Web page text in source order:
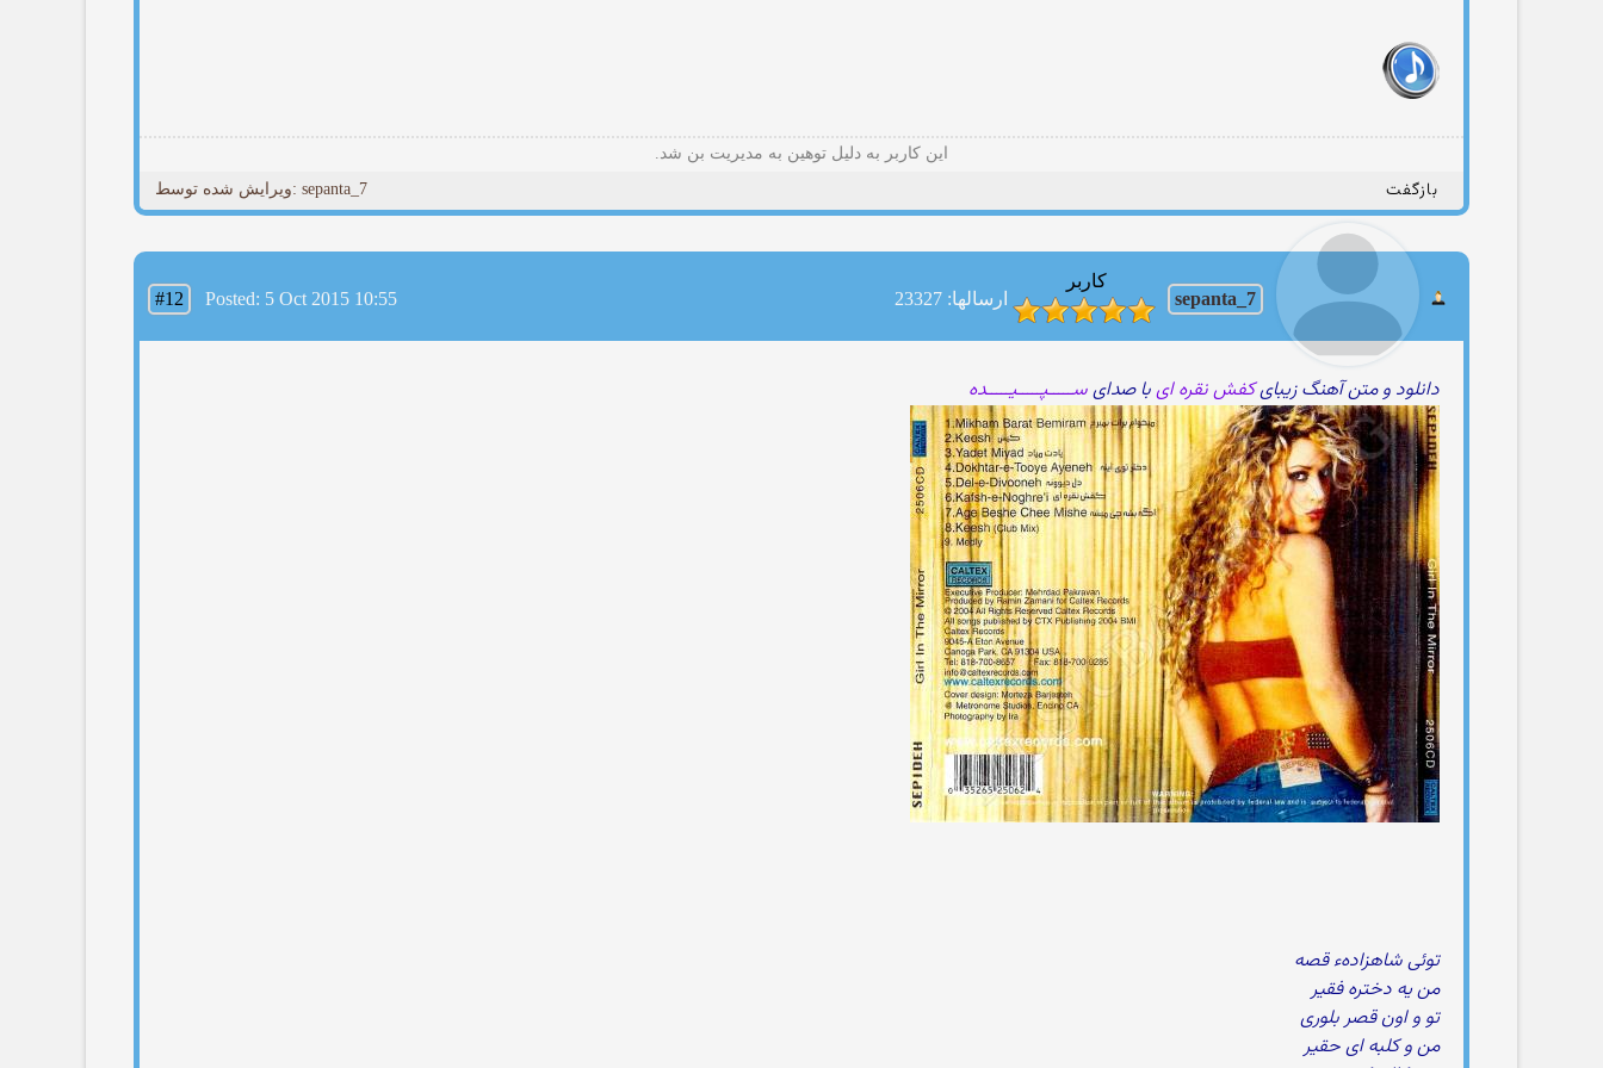
این کاربر به دلیل توهین به مدیریت بن شد.
بازگفت ویرایش شده توسط: sepanta_7
sepanta_7
کاربر
ارسالها: 23327
#12 Posted: 5 Oct 2015 10:55
دانلود و متن آهنگ زیبایکفش نقره ایبا صدایســـــپـــــیـــــده
توئی شاهزادهء قصه
من یه دختره فقیر
تو و اون قصر بلوری
من و کلبه ای حقیر